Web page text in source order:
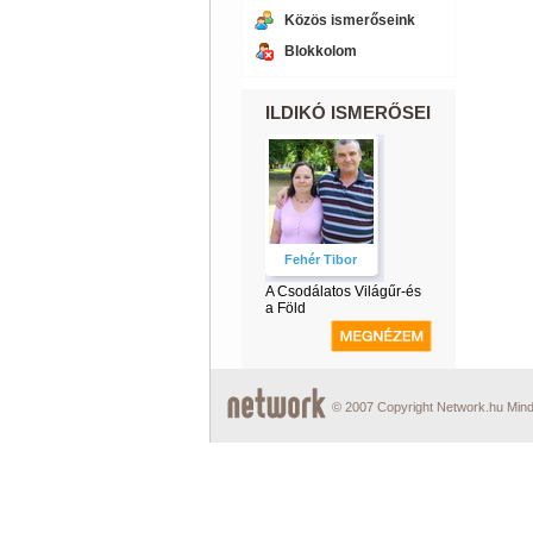
Közös ismerőseink
Blokkolom
ILDIKÓ ISMERŐSEI
Fehér Tibor
A Csodálatos Világűr-és
a Föld
© 2007 Copyright Network.hu